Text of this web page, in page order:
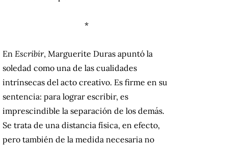
*
En Escribir, Marguerite Duras apuntó la
soledad como una de las cualidades
intrínsecas del acto creativo. Es firme en su
sentencia: para lograr escribir, es
imprescindible la separación de los demás.
Se trata de una distancia física, en efecto,
pero también de la medida necesaria no